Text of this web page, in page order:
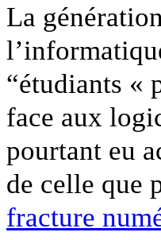
La
“étudiants «
face aux
pourtant eu
de celle que
fracture